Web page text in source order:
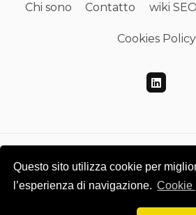
Questo sito utilizza cookie per
l’esperienza di navigazione. Cookie
Chi sono Contatto wiki SEO
Cookies Policy
Gdmtech Web Developing e
CF